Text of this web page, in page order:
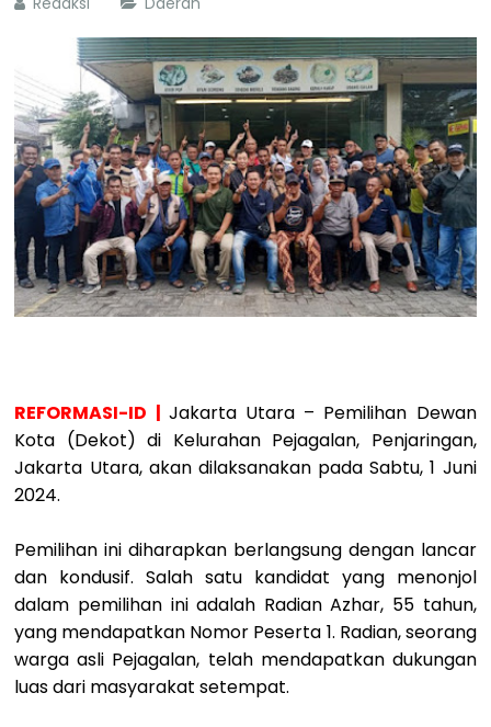
REFORMASI-ID | Jakarta Utara – Pemilihan Dewan
Kota (Dekot) di Kelurahan Pejagalan, Penjaringan,
Jakarta Utara, akan dilaksanakan pada Sabtu, 1 Juni
2024.
Pemilihan ini diharapkan berlangsung dengan lancar
dan kondusif. Salah satu kandidat yang menonjol
dalam pemilihan ini adalah Radian Azhar, 55 tahun,
yang mendapatkan Nomor Peserta 1. Radian, seorang
warga asli Pejagalan, telah mendapatkan dukungan
luas dari masyarakat setempat.